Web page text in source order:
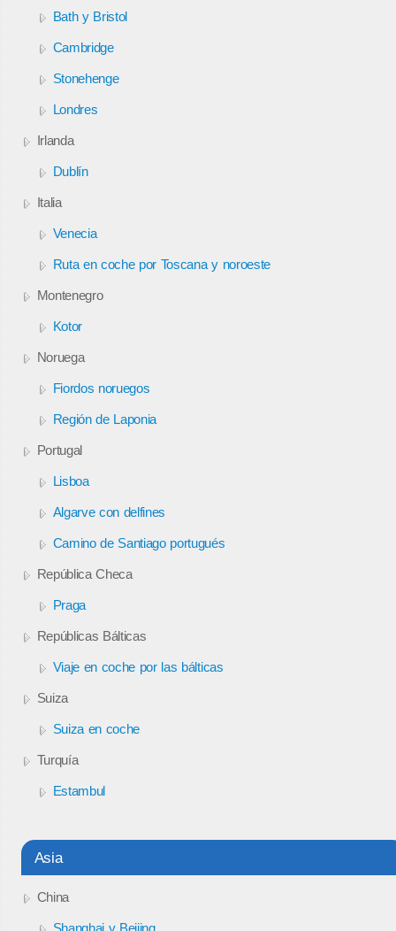
Bath y Bristol
Cambridge
Stonehenge
Londres
Irlanda
Dublín
Italia
Venecia
Ruta en coche por Toscana y noroeste
Montenegro
Kotor
Noruega
Fiordos noruegos
Región de Laponia
Portugal
Lisboa
Algarve con delfines
Camino de Santiago portugués
República Checa
Praga
Repúblicas Bálticas
Viaje en coche por las bálticas
Suiza
Suiza en coche
Turquía
Estambul
Asia
China
Shanghai y Beijing